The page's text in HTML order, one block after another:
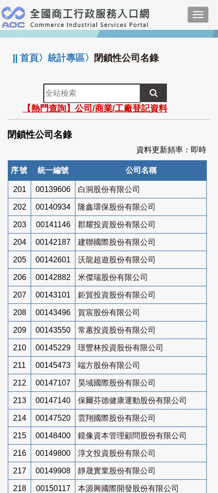
跳
到
主
要
:::
||首頁〉統計專區〉 閉鎖性公司名錄
全
站
檢
索
【熱門查詢】公司/商業/工廠登記資料
閉鎖性公司名錄
資料更新頻率：即時
序號 統一編號 公司名稱
201 00139606 白洞股份有限公司
202 00140934 隆鑫環保股份有限公司
203 00141146 郡耀投資股份有限公司
204 00142187 建聯國際股份有限公司
205 00142601 沃龍超遊股份有限公司
206 00142882 米傑瑞股份有限公司
207 00143101 鉅貿投資股份有限公司
208 00143496 賀宸股份有限公司
209 00143550 常蕙投資股份有限公司
210 00145229 璟豐林投資股份有限公司
211 00145473 端方股份有限公司
212 00147107 昊域國際股份有限公司
213 00147140 保爾芬德健康運動股份有限公司
214 00147520 雲翔國際股份有限公司
215 00148400 鏡像資本管理顧問股份有限公司
216 00149800 淳文投資股份有限公司
217 00149908 靜晟實業股份有限公司
218 00150117 本源興國際開發股份有限公司